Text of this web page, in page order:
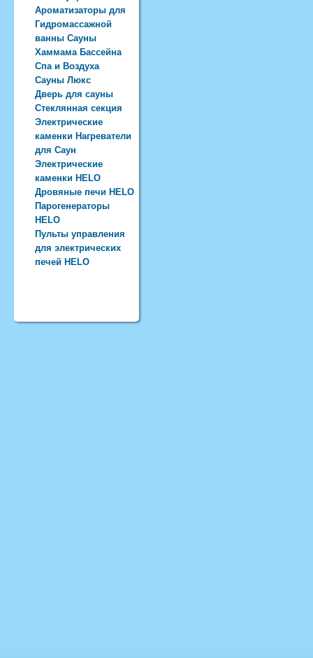
Ароматизаторы для
Гидромассажной
ванны Сауны
Хаммама Бассейна
Спа и Воздуха
Сауны Люкс
Дверь для сауны
Стеклянная секция
Электрические
каменки Нагреватели
для Саун
Электрические
каменки HELO
Дровяные печи HELO
Парогенераторы
HELO
Пульты управления
для электрических
печей HELO